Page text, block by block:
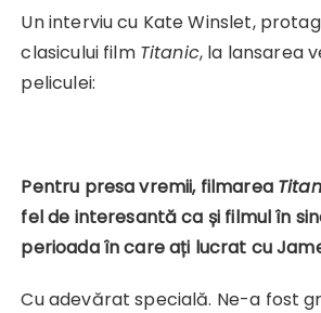
Un interviu cu Kate Winslet,
clasicului film Titanic, la lansarea
peliculei:
Pentru presa vremii, filmarea
fel de interesantă ca și filmul în
perioada în care ați lucrat cu
Cu adevărat specială. Ne-a fost